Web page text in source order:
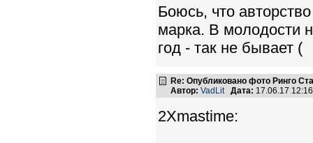
Боюсь, что
марка. В молодости
год - так не бывает (
Re: Опубликовано фото Ринго
Автор: VadLit Дата: 17.06.17
2Xmastime: